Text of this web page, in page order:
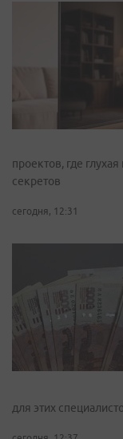
проектов, где
секретов
сегодня, 12:31
для этих